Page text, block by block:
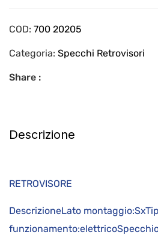
COD: 700 20205
Categoria: Specchi Retrovisori
Share :
Descrizione
RETROVISORE
DescrizioneLato